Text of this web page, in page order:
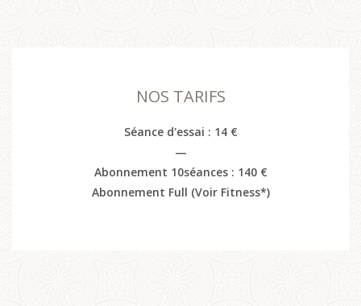
NOS TARIFS
Séance d'essai : 14 €
—
Abonnement 10séances : 140 €
Abonnement Full (Voir Fitness*)